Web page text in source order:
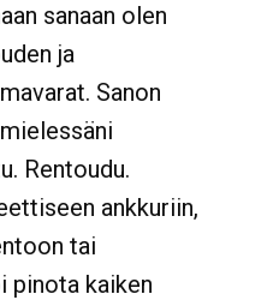
sanaan olen
ja
Sanon
Rentoudu.
ankkuriin,
tai
pinota kaiken